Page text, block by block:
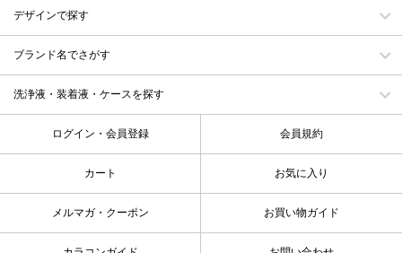
デザインで探す
ブランド名でさがす
洗浄液・装着液・ケースを探す
ログイン・会員登録 会員規約
カート お気に入り
メルマガ・クーポン お買い物ガイド